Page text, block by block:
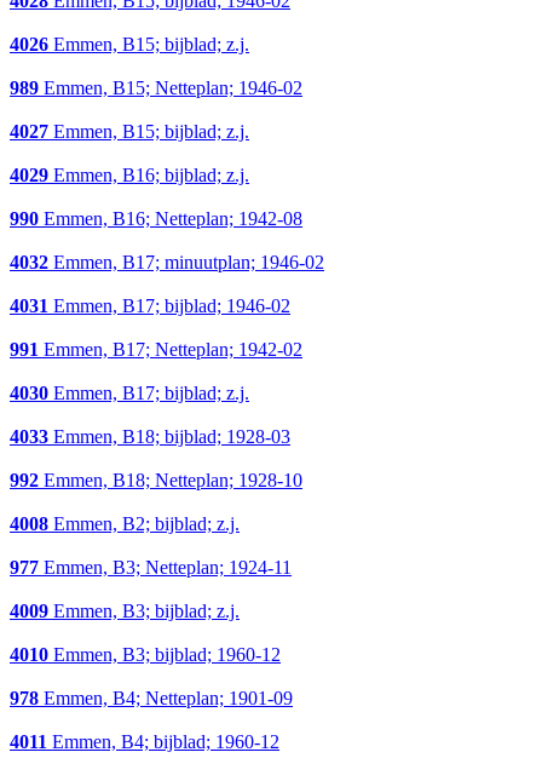
4026 Emmen, B15; bijblad; z.j.
989 Emmen, B15; Netteplan; 1946-02
4027 Emmen, B15; bijblad; z.j.
4029 Emmen, B16; bijblad; z.j.
990 Emmen, B16; Netteplan; 1942-08
4032 Emmen, B17; minuutplan; 1946-02
4031 Emmen, B17; bijblad; 1946-02
991 Emmen, B17; Netteplan; 1942-02
4030 Emmen, B17; bijblad; z.j.
4033 Emmen, B18; bijblad; 1928-03
992 Emmen, B18; Netteplan; 1928-10
4008 Emmen, B2; bijblad; z.j.
977 Emmen, B3; Netteplan; 1924-11
4009 Emmen, B3; bijblad; z.j.
4010 Emmen, B3; bijblad; 1960-12
978 Emmen, B4; Netteplan; 1901-09
4011 Emmen, B4; bijblad; 1960-12